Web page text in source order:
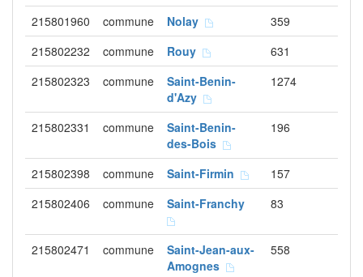
215801960 commune Nolay
359
215802232
commune Rouy
631
215802323
commune
Saint-Benin-
d'Azy
1274
215802331 commune
Saint-Benin-
des-Bois
196
215802398 commune Saint-Firmin
157
215802406
commune Saint-Franchy 83
215802471 commune
Saint-Jean-aux-
Amognes
558